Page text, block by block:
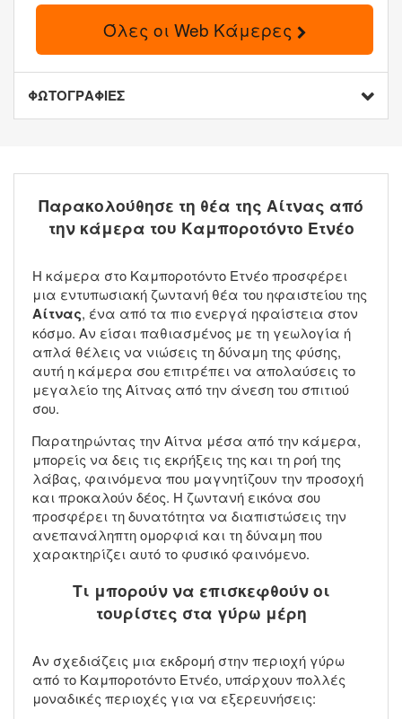
Όλες οι Web Κάμερες
ΦΩΤΟΓΡΑΦΙΕΣ
Παρακολούθησε τη θέα της Αίτνας από
την κάμερα του Καμποροτόντο Ετνέο
Η κάμερα στο Καμποροτόντο Ετνέο προσφέρει
μια εντυπωσιακή ζωντανή θέα του ηφαιστείου της
Αίτνας, ένα από τα πιο ενεργά ηφαίστεια στον
κόσμο. Αν είσαι παθιασμένος με τη γεωλογία ή
απλά θέλεις να νιώσεις τη δύναμη της φύσης,
αυτή η κάμερα σου επιτρέπει να απολαύσεις το
μεγαλείο της Αίτνας από την άνεση του σπιτιού
σου.
Παρατηρώντας την Αίτνα μέσα από την κάμερα,
μπορείς να δεις τις εκρήξεις της και τη ροή της
λάβας, φαινόμενα που μαγνητίζουν την προσοχή
και προκαλούν δέος. Η ζωντανή εικόνα σου
προσφέρει τη δυνατότητα να διαπιστώσεις την
ανεπανάληπτη ομορφιά και τη δύναμη που
χαρακτηρίζει αυτό το φυσικό φαινόμενο.
Τι μπορούν να επισκεφθούν οι
τουρίστες στα γύρω μέρη
Αν σχεδιάζεις μια εκδρομή στην περιοχή γύρω
από το Καμποροτόντο Ετνέο, υπάρχουν πολλές
μοναδικές περιοχές για να εξερευνήσεις: